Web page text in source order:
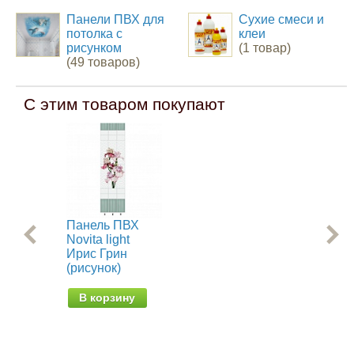
Панели ПВХ для
потолка с
рисунком
(49 товаров)
Сухие смеси и
клеи
(1 товар)
С этим товаром покупают
Панель ПВХ
Novita light
Ирис Грин
(рисунок)
В корзину